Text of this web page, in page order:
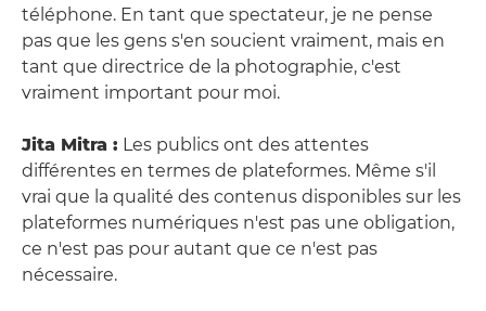
téléphone. En tant que spectateur, je ne pense
pas que les gens s'en soucient vraiment, mais en
tant que directrice de la photographie, c'est
vraiment important pour moi.
Jita Mitra : Les publics ont des attentes
différentes en termes de plateformes. Même s'il
vrai que la qualité des contenus disponibles sur les
plateformes numériques n'est pas une obligation,
ce n'est pas pour autant que ce n'est pas
nécessaire.